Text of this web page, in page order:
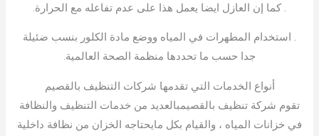
. كما إن العازل ايضا يعمل هذا على عدم تفاعله مع الحرارة.
. استخدام المطهرات في المياه ووضع مادة الكلور بنسب ضئيلة
جدا حسب ما تحددها منظمة الصحة العالمية.
أنواع الخدمات التي تقدمها شركات التنظيف بالقصيم
تقوم شركة تنظيف بالقصيمبالعديد من خدمات التنظيف والنظافة
في خزانات المياه ، والقيام بكل مايحتاجه الخزان من نظافة داخلية